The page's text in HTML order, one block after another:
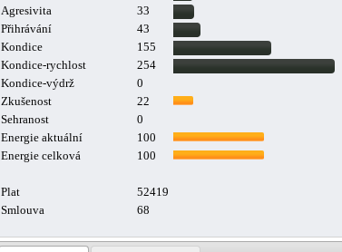
Agresivita
33
Přihrávání
43
Kondice
155
Kondice-rychlost
254
Kondice-výdrž
0
Zkušenost
22
Sehranost
0
Energie aktuální
100
Energie celková
100
Plat
52419
Smlouva
68